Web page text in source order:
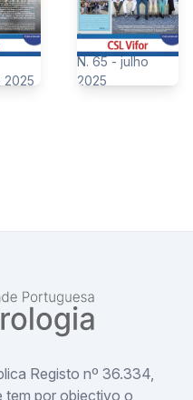
2025
N. 65 - julho
2025
Registo nº 36.334,
tem por objectivo o